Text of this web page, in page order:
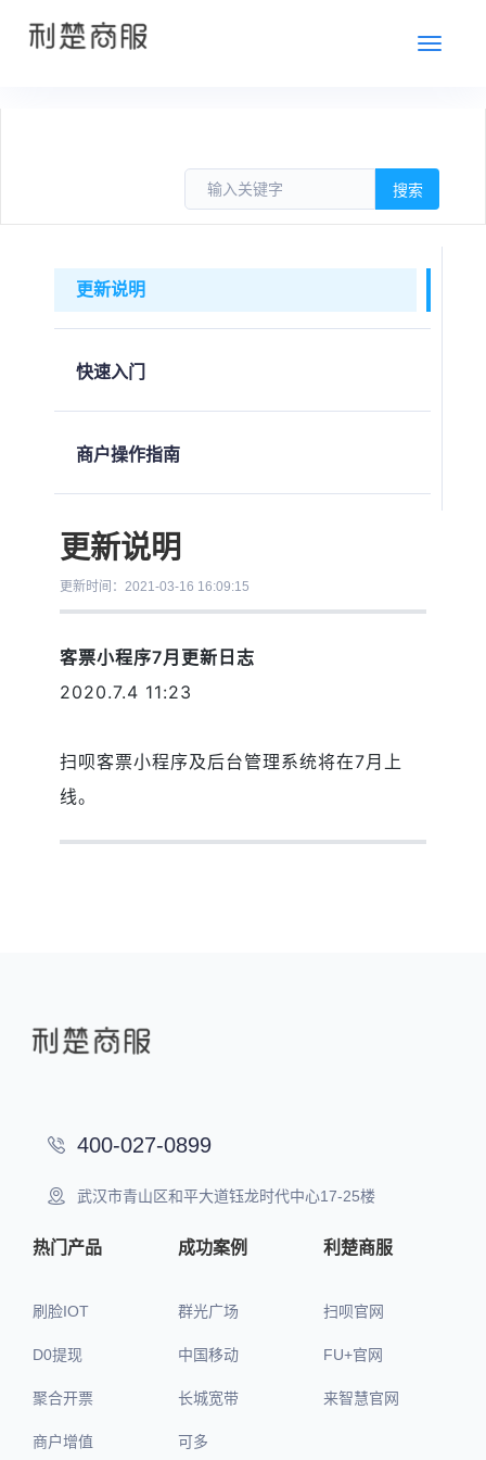
切
更新说明
快速入门
商户操作指南
更新说明
更新时间：2021-03-16 16:09:15
客票小程序7月更新日志
2020.7.4 11:23
扫呗客票小程序及后台管理系统将在7月上
线。
400-027-0899
武汉市青山区和平大道钰龙时代中心17-25楼
热门产品
刷脸IOT
D0提现
聚合开票
商户增值
成功案例
群光广场
中国移动
长城宽带
可多
利楚商服
扫呗官网
FU+官网
来智慧官网